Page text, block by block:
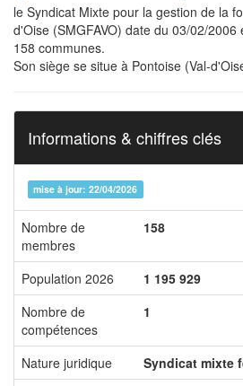
le Syndicat Mixte pour la gestion de la
d'Oise (SMGFAVO) date du 03/02/
158 communes.
Son siège se situe à Pontoise (Val-
Informations & chiffres clés
mise à jour: 22/04/2026
Nombre de
membres
158
Population 2026
1 195 929
Nombre de
compétences
1
Nature juridique
Syndicat mixte